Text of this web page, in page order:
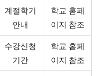
계절학기
안내
학교 홈페
이지 참조
수강신청
기간
학교 홈페
이지 참조